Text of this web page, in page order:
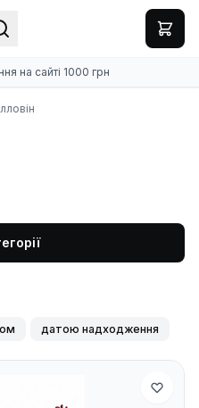
на сайті 1000 грн
датою надходження